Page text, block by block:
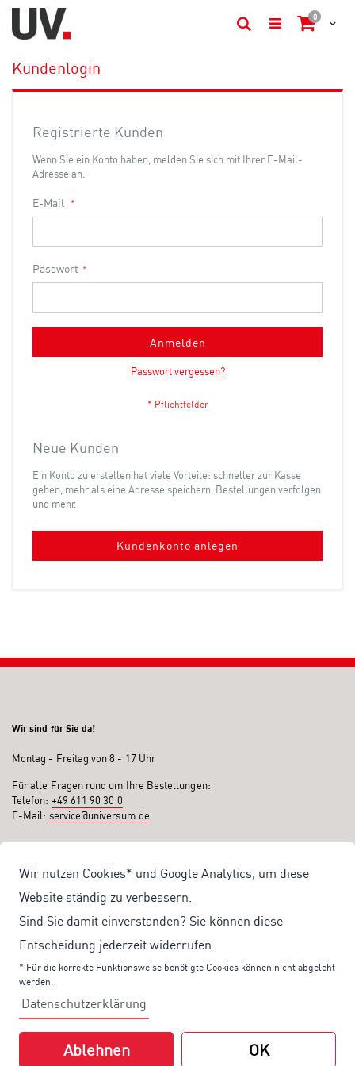
Wir nutzen Cookies* und Google Analytics, um diese
Website ständig zu verbessern.
Sind Sie damit einverstanden? Sie können diese
Entscheidung jederzeit widerrufen.
* Für die korrekte Funktionsweise benötigte Cookies können nicht abgeleht
werden.
Datenschutzerklärung
Ablehnen OK
Cart
0Artikel
Suche
Kundenlogin
Registrierte Kunden
Wenn Sie ein Konto haben, melden Sie sich mit Ihrer E-Mail-
Adresse an.
E-Mail
Passwort
Anmelden
Passwort vergessen?
Neue Kunden
Ein Konto zu erstellen hat viele Vorteile: schneller zur Kasse
gehen, mehr als eine Adresse speichern, Bestellungen verfolgen
und mehr.
Kundenkonto anlegen
Wir sind für Sie da!
Montag - Freitag von 8 - 17 Uhr
Für alle Fragen rund um Ihre Bestellungen:
Telefon: +49 611 90 30 0
E-Mail: service@universum.de
Kostenloser Versand ab 50€ Bestellwert
Sicher Einkaufen: Rechnung, PayPal
Produktentwicklung von eigener Fachredaktion
Sonderaktionen & Preisvorteile
Aktuelle News zu unseren Shop-Angeboten
Mit unserem Newsletter UV-Report informieren wir Sie regelmäßig über
aktuelle Angebote und neue Produkte:
geht es zu unserem Newsletter.